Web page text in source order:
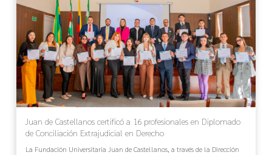
Juan de Castellanos certificó a 16 profesionales en Diplomado
de Conciliación Extrajudicial en Derecho
La Fundación Universitaria Juan de Castellanos, a través de la Dirección